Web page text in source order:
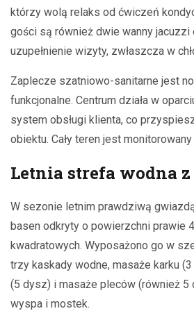
którzy wolą relaks od ćwiczeń
gości są również dwie wanny jacuzzi
uzupełnienie wizyty, zwłaszcza w
Zaplecze szatniowo-sanitarne jest
funkcjonalne. Centrum działa w
system obsługi klienta, co
obiektu. Cały teren jest
Letnia strefa wodna
W sezonie letnim prawdziwą
basen odkryty o powierzchni prawie
kwadratowych. Wyposażono go w
trzy kaskady wodne, masaże karku
(5 dysz) i masaże pleców (również
wyspa i mostek.